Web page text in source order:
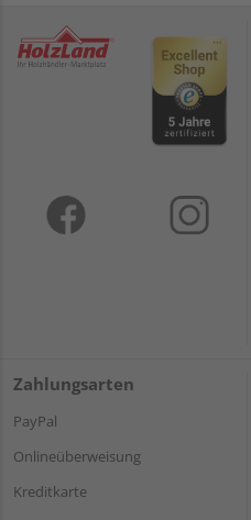
Zahlungsarten
PayPal
Onlineüberweisung
Kreditkarte